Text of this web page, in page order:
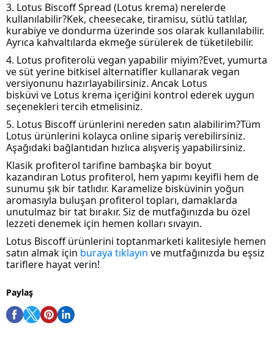
Paylaş
3. Lotus Biscoff Spread (Lotus krema) nerelerde
kullanılabilir?Kek, cheesecake, tiramisu, sütlü tatlılar,
kurabiye ve dondurma üzerinde sos olarak kullanılabilir.
Ayrıca kahvaltılarda ekmeğe sürülerek de tüketilebilir.
4. Lotus profiterolü vegan yapabilir miyim?Evet, yumurta
ve süt yerine bitkisel alternatifler kullanarak vegan
versiyonunu hazırlayabilirsiniz. Ancak Lotus
bisküvi ve Lotus krema içeriğini kontrol ederek uygun
seçenekleri tercih etmelisiniz.
5. Lotus Biscoff ürünlerini nereden satın alabilirim?Tüm
Lotus ürünlerini kolayca online sipariş verebilirsiniz.
Aşağıdaki bağlantıdan hızlıca alışveriş yapabilirsiniz.
Klasik profiterol tarifine bambaşka bir boyut
kazandıran Lotus profiterol, hem yapımı keyifli hem de
sunumu şık bir tatlıdır. Karamelize bisküvinin yoğun
aromasıyla buluşan profiterol topları, damaklarda
unutulmaz bir tat bırakır. Siz de mutfağınızda bu özel
lezzeti denemek için hemen kolları sıvayın.
Lotus Biscoff ürünlerini toptanmarketi kalitesiyle hemen
satın almak için buraya tıklayın ve mutfağınızda bu eşsiz
tariflere hayat verin!